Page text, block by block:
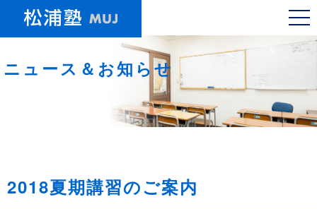
ニュース＆お知らせ
2018夏期講習のご案内